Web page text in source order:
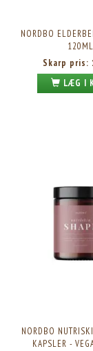
NORDBO
120ML
Skarp pris:
LÆG I
NORDBO
KAPSLER -